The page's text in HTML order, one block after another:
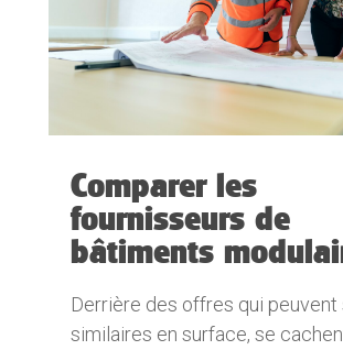
Comparer les
fournisseurs de
bâtiments
Derrière des offres qui
similaires en surface, se